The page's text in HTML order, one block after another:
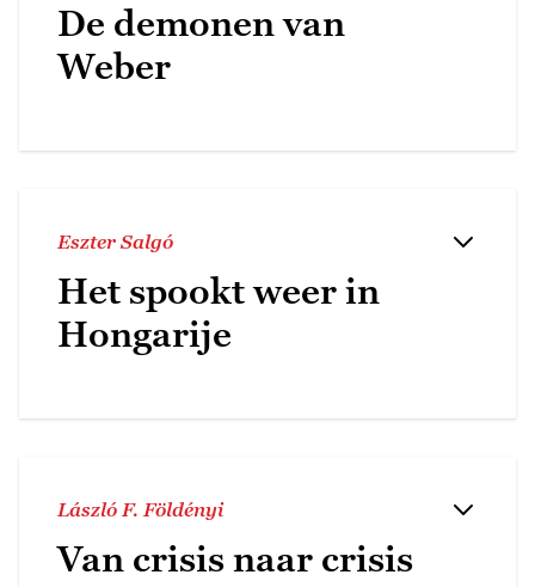
De demonen van
Weber
Eszter Salgó
Het spookt weer in
Hongarije
László F. Földényi
Van crisis naar crisis